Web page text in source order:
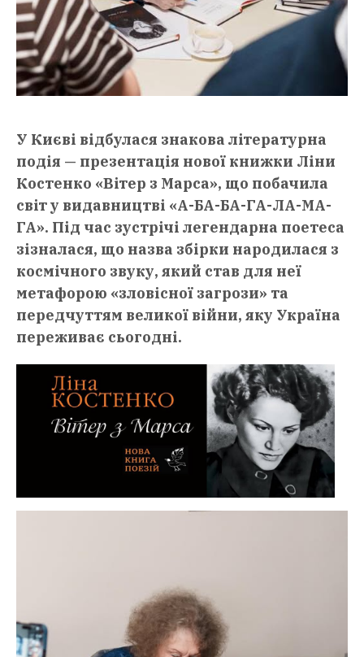
У Києві відбулася знакова літературна
подія — презентація нової книжки Ліни
Костенко «Вітер з Марса», що побачила
світ у видавництві «А-БА-БА-ГА-ЛА-МА-
ГА». Під час зустрічі легендарна поетеса
зізналася, що назва збірки народилася з
космічного звуку, який став для неї
метафорою «зловісної загрози» та
передчуттям великої війни, яку Україна
переживає сьогодні.